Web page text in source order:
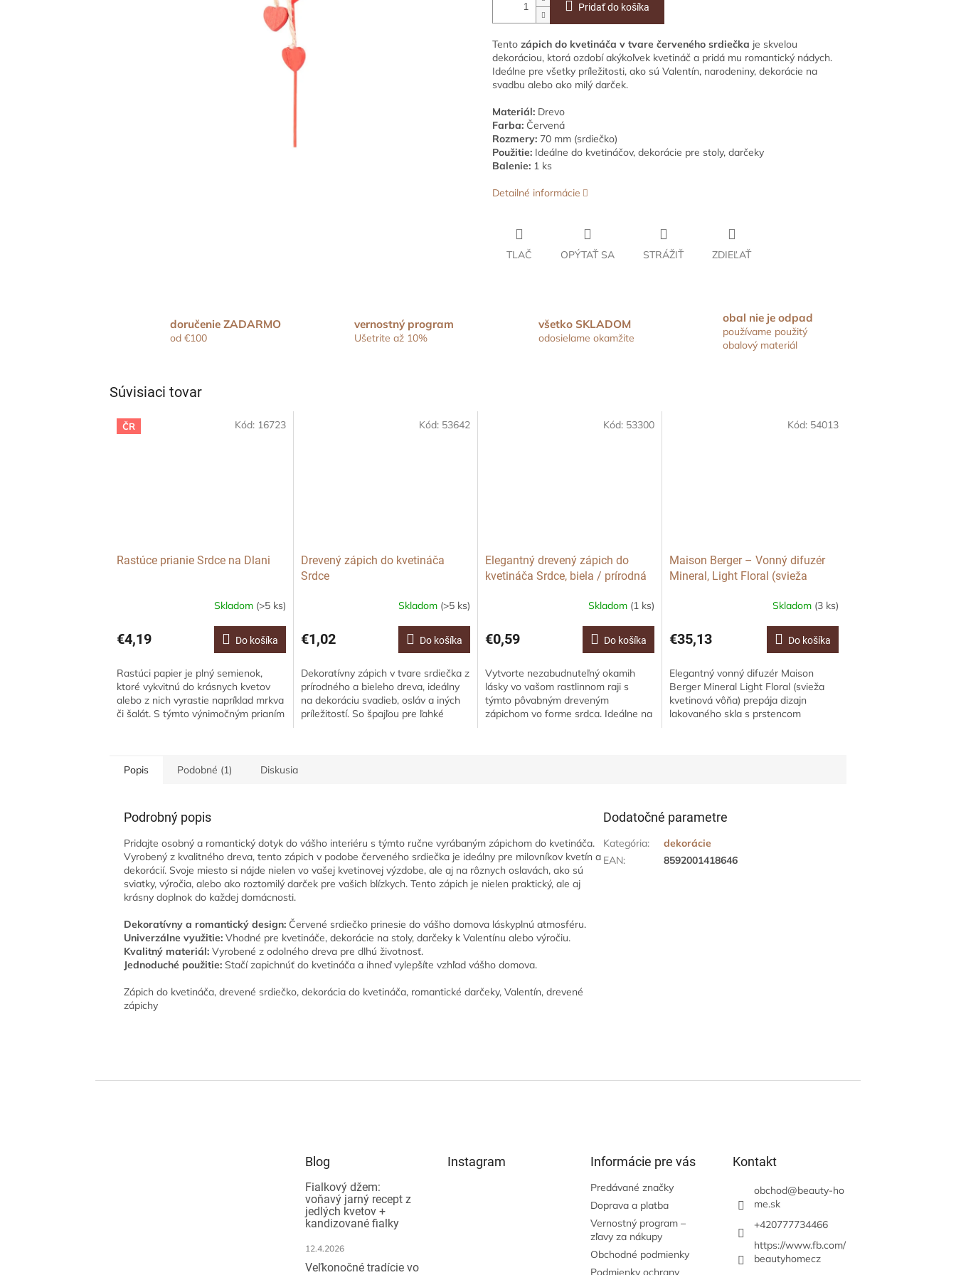
Pridať do košíka
Tento zápich do kvetináča v tvare červeného srdiečka je skvelou
dekoráciou, ktorá ozdobí akýkoľvek kvetináč a pridá mu romantický nádych.
Ideálne pre všetky príležitosti, ako sú Valentín, narodeniny, dekorácie na
svadbu alebo ako milý darček.
Materiál: Drevo
Farba: Červená
Rozmery: 70 mm (srdiečko)
Použitie: Ideálne do kvetináčov, dekorácie pre stoly, darčeky
Balenie: 1 ks
Detailné informácie
TLAČ OPÝTAŤ SA STRÁŽIŤ ZDIEĽAŤ
doručenie ZADARMO
od €100
vernostný program
Ušetrite až 10%
všetko SKLADOM
odosielame okamžite
obal nie je odpad
používame použitý
obalový materiál
Súvisiaci tovar
ČR
Rastúce prianie Srdce na Dlani
Skladom (>5 ks)
€4,19 Do košíka
Rastúci papier je plný semienok,
ktoré vykvitnú do krásnych kvetov
alebo z nich vyrastie napríklad mrkva
či šalát. S týmto výnimočným prianím
Kód: 16723
Drevený zápich do kvetináča
Srdce
Skladom (>5 ks)
€1,02 Do košíka
Dekoratívny zápich v tvare srdiečka z
prírodného a bieleho dreva, ideálny
na dekoráciu svadieb, osláv a iných
príležitostí. So špajľou pre ľahké
Kód: 53642
Elegantný drevený zápich do
kvetináča Srdce, biela / prírodná
Skladom (1 ks)
€0,59 Do košíka
Vytvorte nezabudnuteľný okamih
lásky vo vašom rastlinnom raji s
týmto pôvabným dreveným
zápichom vo forme srdca. Ideálne na
Kód: 53300
Maison Berger – Vonný difuzér
Mineral, Light Floral (svieža
Skladom (3 ks)
€35,13 Do košíka
Elegantný vonný difuzér Maison
Berger Mineral Light Floral (svieža
kvetinová vôňa) prepája dizajn
lakovaného skla s prstencom
Kód: 54013
Popis Podobné (1) Diskusia
Podrobný popis
Pridajte osobný a romantický dotyk do vášho interiéru s týmto ručne vyrábaným zápichom do kvetináča.
Vyrobený z kvalitného dreva, tento zápich v podobe červeného srdiečka je ideálny pre milovníkov kvetín a
dekorácií. Svoje miesto si nájde nielen vo vašej kvetinovej výzdobe, ale aj na rôznych oslavách, ako sú
sviatky, výročia, alebo ako roztomilý darček pre vašich blízkych. Tento zápich je nielen praktický, ale aj
krásny doplnok do každej domácnosti.
Dekoratívny a romantický design: Červené srdiečko prinesie do vášho domova láskyplnú atmosféru.
Univerzálne využitie: Vhodné pre kvetináče, dekorácie na stoly, darčeky k Valentínu alebo výročiu.
Kvalitný materiál: Vyrobené z odolného dreva pre dlhú životnosť.
Jednoduché použitie: Stačí zapichnúť do kvetináča a ihneď vylepšíte vzhľad vášho domova.
Zápich do kvetináča, drevené srdiečko, dekorácia do kvetináča, romantické darčeky, Valentín, drevené
zápichy
Dodatočné parametre
Kategória:
dekorácie
EAN: 8592001418646
Blog
Fialkový džem:
voňavý jarný recept z
jedlých kvetov +
kandizované fialky
12.4.2026
Veľkonočné tradície vo
Instagram Informácie pre vás
Predávané značky
Doprava a platba
Vernostný program –
zľavy za nákupy
Obchodné podmienky
Podmienky ochrany
Kontakt
obchod@beauty-ho
me.sk
+420777734466
https://www.fb.com/
beautyhomecz